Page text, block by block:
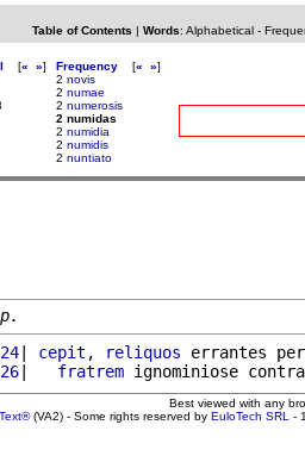
Table of Contents | Words: Alphabetical-
[« »]
Frequency [« »]
2 novis
2 numae
2 numerosis
2 numidas
2 numidia
2 numidis
2 nuntiato
| cepit , reliquos errantes
| fratrem ignominiose
Best viewed with any
(VA2) - Some rights reserved by EuloTech SRL -